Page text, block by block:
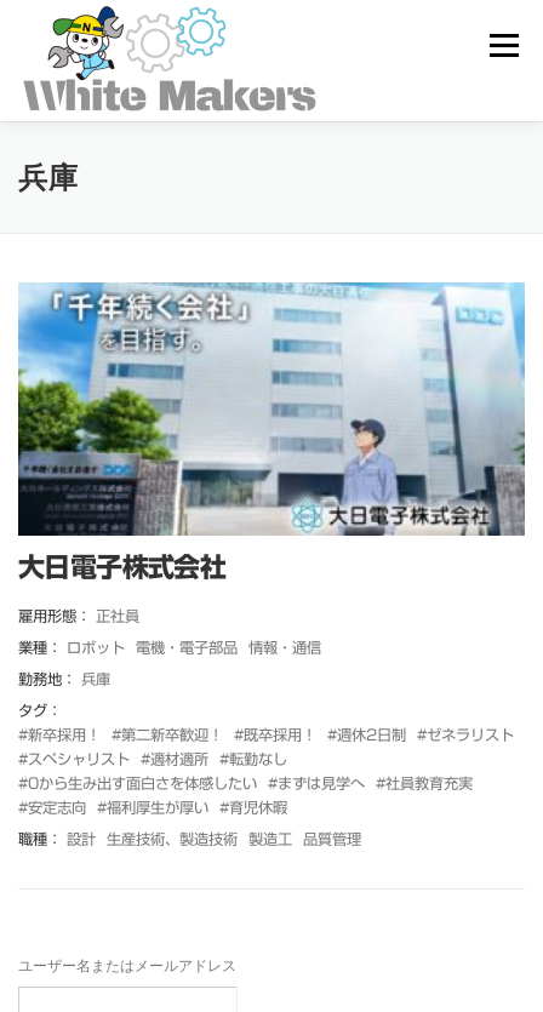
メニュー
兵庫
大日電子株式会社
雇用形態： 正社員
業種： ロボット 電機・電子部品 情報・通信
勤務地： 兵庫
タグ：
#新卒採用！
#第二新卒歓迎！ #既卒採用！ #週休2日制
#ゼネラリスト
#スペシャリスト
#適材適所
#転勤なし
#0から生み出す面白さを体感したい
#まずは見学へ
#社員教育充実
#安定志向
#福利厚生が厚い #育児休暇
職種： 設計 生産技術、製造技術 製造工 品質管理
ユーザー名またはメールアドレス